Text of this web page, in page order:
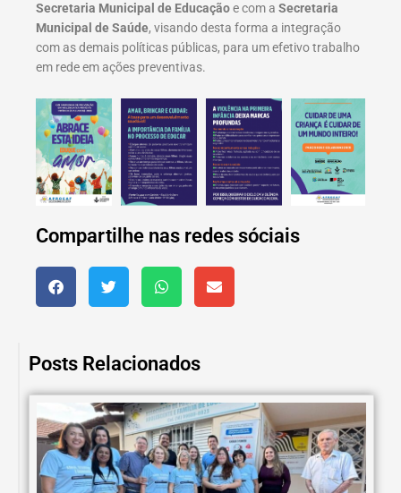
Secretaria Municipal de Educaçãoe com a Secretaria
Municipal de Saúde, visando desta forma a integração
com as demais políticas públicas, para um efetivo trabalho
em rede em ações preventivas.
Compartilhe nas redes sóciais
Posts Relacionados